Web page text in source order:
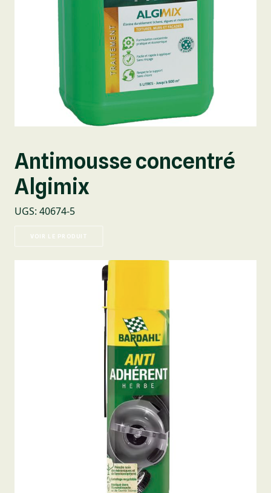
Antimousse concentré
Algimix
UGS: 40674-5
VOIR LE PRODUIT